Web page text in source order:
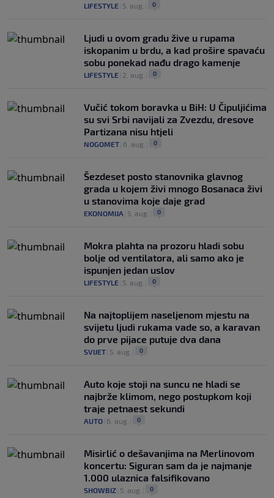
LIFESTYLE 5. aug. 0
Ljudi u ovom gradu žive u rupama
iskopanim u brdu, a kad prošire spavaću
sobu ponekad nađu drago kamenje
LIFESTYLE 2. aug. 0
Vučić tokom boravka u BiH: U Čipuljićima
su svi Srbi navijali za Zvezdu, dresove
Partizana nisu htjeli
NOGOMET 6. aug. 0
Šezdeset posto stanovnika glavnog
grada u kojem živi mnogo Bosanaca živi
u stanovima koje daje grad
EKONOMIJA 5. aug. 0
Mokra plahta na prozoru hladi sobu
bolje od ventilatora, ali samo ako je
ispunjen jedan uslov
LIFESTYLE 5. aug. 0
Na najtoplijem naseljenom mjestu na
svijetu ljudi rukama vade so, a karavan
do prve pijace putuje dva dana
SVIJET 5. aug. 0
Auto koje stoji na suncu ne hladi se
najbrže klimom, nego postupkom koji
traje petnaest sekundi
AUTO 6. aug. 0
Misirlić o dešavanjima na Merlinovom
koncertu: Siguran sam da je najmanje
1.000 ulaznica falsifikovano
SHOWBIZ 5. aug. 0